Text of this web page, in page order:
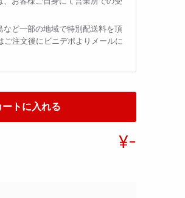
など一部の地域で特別配送料を頂
注文後にビニデポよりメールに
ートに入れる
¥-